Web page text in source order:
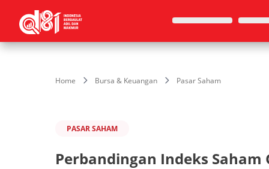
Home Bursa & Keuangan Pasar Saham
PASAR SAHAM
Perbandingan Indeks Saham